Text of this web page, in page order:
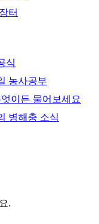
터
식
농사공부
이든 물어보세요
병해충 소식
.